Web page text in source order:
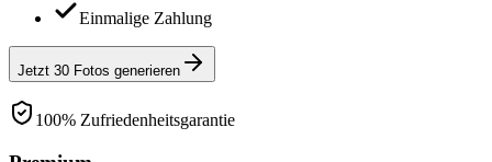
Einmalige Zahlung
Jetzt 30 Fotos generieren
100% Zufriedenheitsgarantie